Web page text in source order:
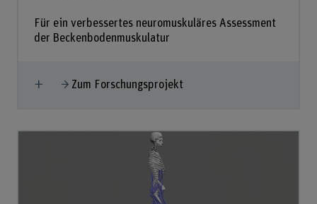
Für ein verbessertes neuromuskuläres Assessment
der Beckenbodenmuskulatur
Mehr anzeigen
Zum Forschungsprojekt